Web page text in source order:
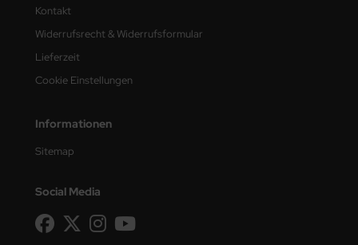
Kontakt
Widerrufsrecht & Widerrufsformular
Lieferzeit
Cookie Einstellungen
Informationen
Sitemap
Social Media